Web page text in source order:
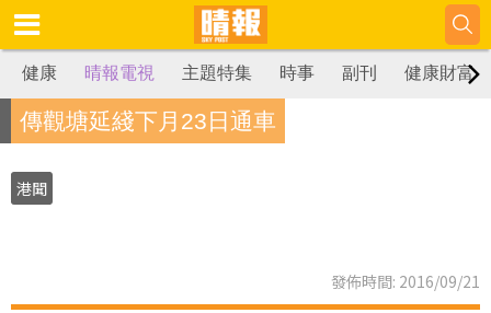
健康 晴報電視 主題特集 時事 副刊 健康財富
傳觀塘延綫下月23日通車
港聞
發佈時間: 2016/09/21